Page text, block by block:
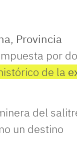
, Provincia
por
de la
del
un destino